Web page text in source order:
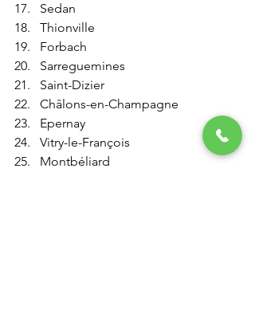
Sedan
Thionville
Forbach
Sarreguemines
Saint-Dizier
Châlons-en-Champagne
Epernay
Vitry-le-François
Montbéliard